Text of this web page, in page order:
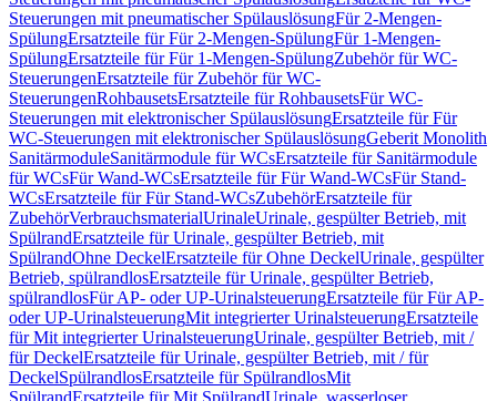
Steuerungen mit pneumatischer SpülauslösungFür 2-Mengen-
SpülungErsatzteile für Für 2-Mengen-SpülungFür 1-Mengen-
SpülungErsatzteile für Für 1-Mengen-SpülungZubehör für WC-
SteuerungenErsatzteile für Zubehör für WC-
SteuerungenRohbausetsErsatzteile für RohbausetsFür WC-
Steuerungen mit elektronischer SpülauslösungErsatzteile für Für
WC-Steuerungen mit elektronischer SpülauslösungGeberit Monolith
SanitärmoduleSanitärmodule für WCsErsatzteile für Sanitärmodule
für WCsFür Wand-WCsErsatzteile für Für Wand-WCsFür Stand-
WCsErsatzteile für Für Stand-WCsZubehörErsatzteile für
ZubehörVerbrauchsmaterialUrinaleUrinale, gespülter Betrieb, mit
SpülrandErsatzteile für Urinale, gespülter Betrieb, mit
SpülrandOhne DeckelErsatzteile für Ohne DeckelUrinale, gespülter
Betrieb, spülrandlosErsatzteile für Urinale, gespülter Betrieb,
spülrandlosFür AP- oder UP-UrinalsteuerungErsatzteile für Für AP-
oder UP-UrinalsteuerungMit integrierter UrinalsteuerungErsatzteile
für Mit integrierter UrinalsteuerungUrinale, gespülter Betrieb, mit /
für DeckelErsatzteile für Urinale, gespülter Betrieb, mit / für
DeckelSpülrandlosErsatzteile für SpülrandlosMit
SpülrandErsatzteile für Mit SpülrandUrinale, wasserloser